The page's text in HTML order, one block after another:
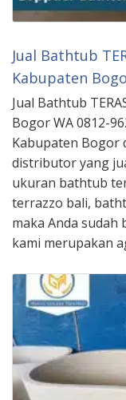
Jual Bathtub
Kabupaten
Jual Bathtub
Bogor WA 0812-
Kabupaten Bogor
distributor yang
ukuran bathtub
terrazzo bali,
maka Anda sudah
kami merupakan